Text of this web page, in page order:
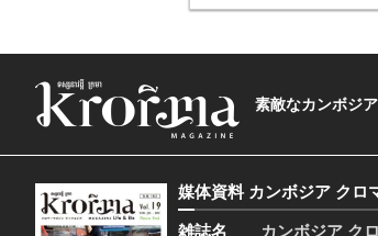
素敵なカンボジ
媒体資料 カンボジア クロ
雑誌名 カンボジア ク